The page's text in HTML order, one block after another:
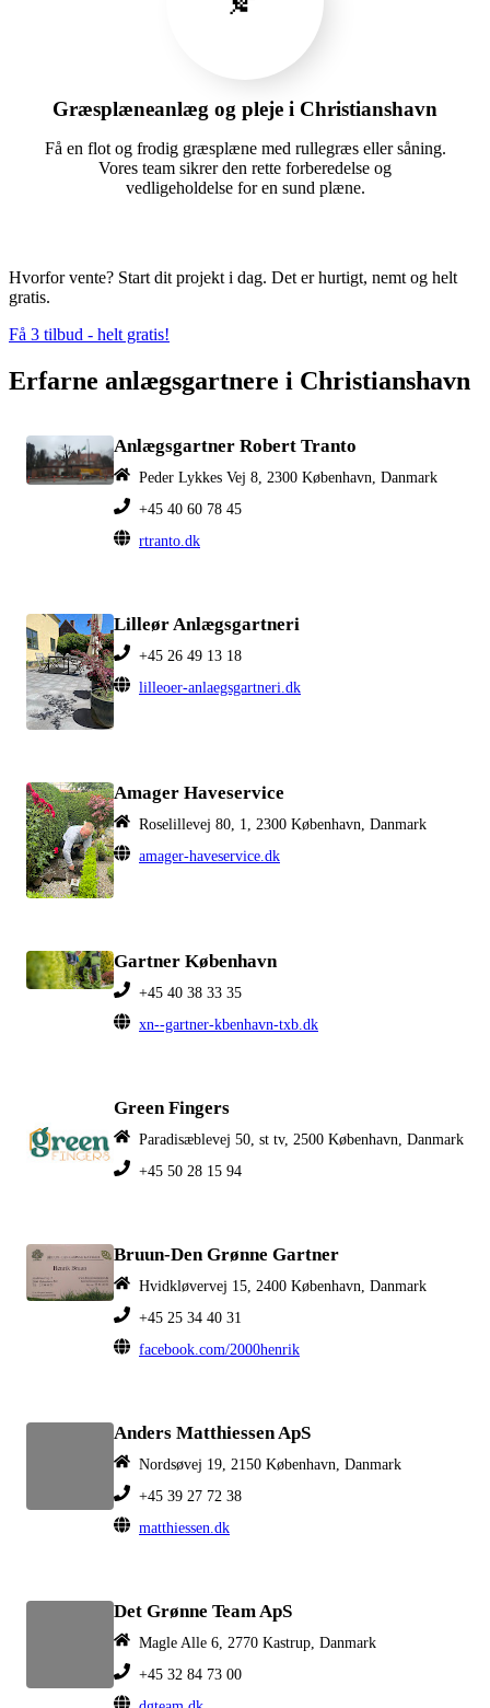
Græsplæneanlæg og pleje i Christianshavn
Få en flot og frodig græsplæne med rullegræs eller såning.
Vores team sikrer den rette forberedelse og
vedligeholdelse for en sund plæne.
Hvorfor vente? Start dit projekt i dag. Det er hurtigt, nemt og helt
gratis.
Få 3 tilbud - helt gratis!
Erfarne anlægsgartnere i Christianshavn
Anlægsgartner Robert Tranto
Peder Lykkes Vej 8, 2300 København, Danmark
+45 40 60 78 45
rtranto.dk
Lilleør Anlægsgartneri
+45 26 49 13 18
lilleoer-anlaegsgartneri.dk
Amager Haveservice
Roselillevej 80, 1, 2300 København, Danmark
amager-haveservice.dk
Gartner København
+45 40 38 33 35
xn--gartner-kbenhavn-txb.dk
Green Fingers
Paradisæblevej 50, st tv, 2500 København, Danmark
+45 50 28 15 94
Bruun-Den Grønne Gartner
Hvidkløvervej 15, 2400 København, Danmark
+45 25 34 40 31
facebook.com/2000henrik
Anders Matthiessen ApS
Nordsøvej 19, 2150 København, Danmark
+45 39 27 72 38
matthiessen.dk
Det Grønne Team ApS
Magle Alle 6, 2770 Kastrup, Danmark
+45 32 84 73 00